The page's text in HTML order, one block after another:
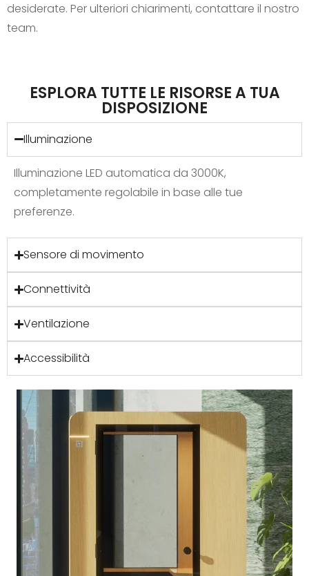
desiderate. Per ulteriori chiarimenti, contattare il nostro
team.
ESPLORA TUTTE LE RISORSE A TUA
DISPOSIZIONE
Illuminazione
Illuminazione LED automatica da 3000K,
completamente regolabile in base alle tue
preferenze.
Sensore di movimento
Connettività
Ventilazione
Accessibilità